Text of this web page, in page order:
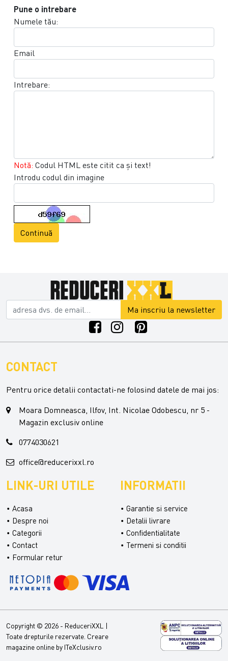
Pune o intrebare
Numele tău:
Email
Intrebare:
Notă: Codul HTML este citit ca şi text!
Introdu codul din imagine
Continuă
Ma inscriu la newsletter
CONTACT
Pentru orice detalii contactati-ne folosind datele de mai jos:
Moara Domneasca, Ilfov, Int. Nicolae Odobescu, nr 5 -
Magazin exclusiv online
0774030621
office@reducerixxl.ro
LINK-URI UTILE
Acasa
Despre noi
Categorii
Contact
Formular retur
INFORMATII
Garantie si service
Detalii livrare
Confidentialitate
Termeni si conditii
Copyright © 2026 - ReduceriXXL |
Toate drepturile rezervate. Creare
magazine online by ITeXclusiv.ro